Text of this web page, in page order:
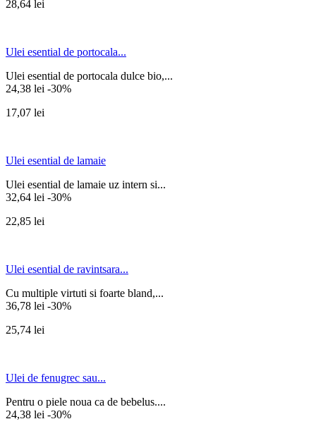
28,64 lei
Ulei esential de portocala...
Ulei esential de portocala dulce bio,...
24,38 lei -30%
17,07 lei
Ulei esential de lamaie
Ulei esential de lamaie uz intern si...
32,64 lei -30%
22,85 lei
Ulei esential de ravintsara...
Cu multiple virtuti si foarte bland,...
36,78 lei -30%
25,74 lei
Ulei de fenugrec sau...
Pentru o piele noua ca de bebelus....
24,38 lei -30%